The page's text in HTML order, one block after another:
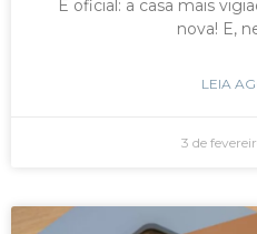
É oficial: a casa mais
nova! E,
LEIA
3 de